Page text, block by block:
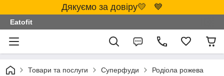
Дякуємо за довіру💛 💙
Eatofit
Товари та послуги Суперфуди Родіола рожева